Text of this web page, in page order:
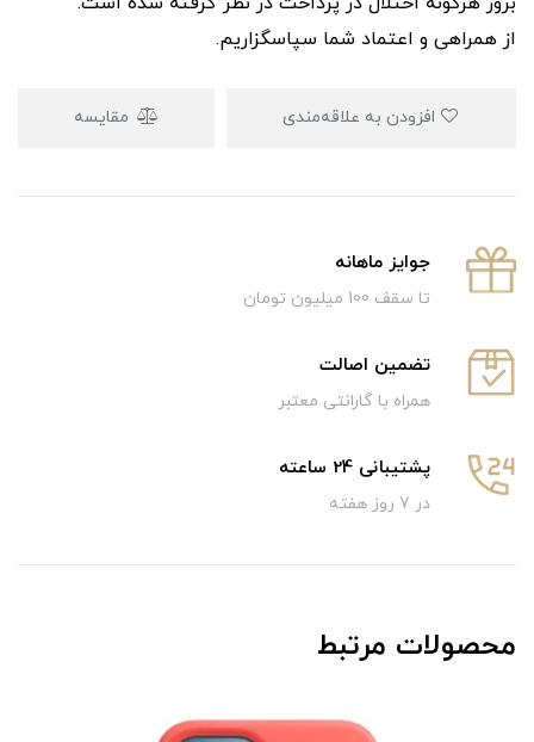
از همراهی و اعتماد شما سپاسگزاریم.
مقایسه
جوایز ماهانه
تا سقف 100 میلیون تومان
تضمین اصالت
همراه با گارانتی معتبر
پشتیبانی 24 ساعته
در 7 روز هفته
محصولات مرتبط